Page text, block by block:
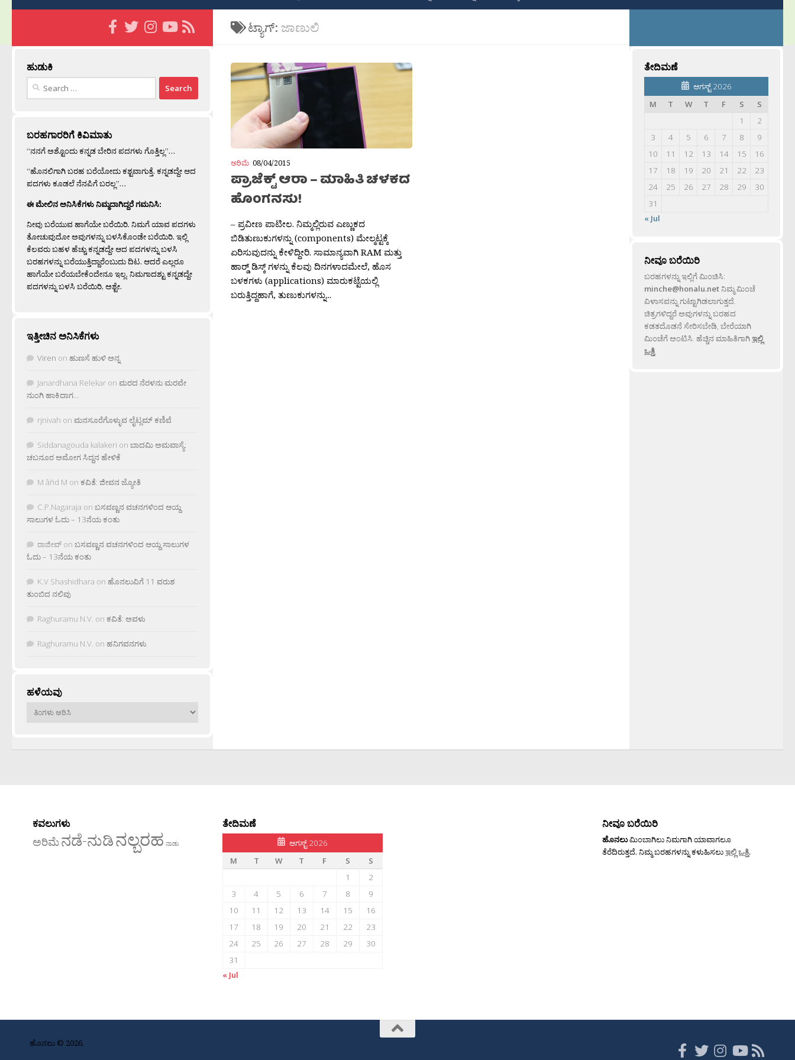
ಟ್ಯಾಗ್: ಜಾಣುಲಿ
ಅರಿಮೆ 08/04/2015
ಪ್ರಾಜೆಕ್ಟ್ ಆರಾ – ಮಾಹಿತಿ ಚಳಕದ
ಹೊಂಗನಸು!
– ಪ್ರವೀಣ ಪಾಟೀಲ. ನಿಮ್ಮಲ್ಲಿರುವ ಎಣ್ಣುಕದ
ಬಿಡಿತುಣುಕುಗಳನ್ನು (components) ಮೇಲ್ಮಟ್ಟಕ್ಕೆ
ಏರಿಸುವುದನ್ನು ಕೇಳಿದ್ದೀರಿ. ಸಾಮಾನ್ಯವಾಗಿ RAM ಮತ್ತು
ಹಾರ‍್ಡ್ ಡಿಸ್ಕ್ ಗಳನ್ನು ಕೆಲವು ದಿನಗಳಾದಮೇಲೆ, ಹೊಸ
ಬಳಕಗಳು (applications) ಮಾರುಕಟ್ಟೆಯಲ್ಲಿ
ಬರುತ್ತಿದ್ದಹಾಗೆ, ತುಣುಕುಗಳನ್ನು...
ಹುಡುಕಿ
Search
ಬರಹಗಾರರಿಗೆ ಕಿವಿಮಾತು
“ನನಗೆ ಅಶ್ಟೊಂದು ಕನ್ನಡ ಬೇರಿನ ಪದಗಳು ಗೊತ್ತಿಲ್ಲ”…
“ಹೊನಲಿಗಾಗಿ ಬರಹ ಬರೆಯೋದು ಕಶ್ಟವಾಗುತ್ತೆ. ಕನ್ನಡದ್ದೇ ಆದ
ಪದಗಳು ಕೂಡಲೆ ನೆನಪಿಗೆ ಬರಲ್ಲ”…
ಈ ಮೇಲಿನ ಅನಿಸಿಕೆಗಳು ನಿಮ್ಮದಾಗಿದ್ದರೆ ಗಮನಿಸಿ:
ನೀವು ಬರೆಯುವ ಹಾಗೆಯೇ ಬರೆಯಿರಿ. ನಿಮಗೆ ಯಾವ ಪದಗಳು
ತೋಚುವುದೋ ಅವುಗಳನ್ನು ಬಳಸಿಕೊಂಡೇ ಬರೆಯಿರಿ. ಇಲ್ಲಿ
ಕೆಲವರು ಬಹಳ ಹೆಚ್ಚು ಕನ್ನಡದ್ದೇ ಆದ ಪದಗಳನ್ನು ಬಳಸಿ
ಬರಹಗಳನ್ನು ಬರೆಯುತ್ತಿದ್ದಾರೆಂಬುದು ದಿಟ. ಆದರೆ ಎಲ್ಲರೂ
ಹಾಗೆಯೇ ಬರೆಯಬೇಕೆಂದೇನೂ ಇಲ್ಲ. ನಿಮಗಾದಶ್ಟು ಕನ್ನಡದ್ದೇ
ಪದಗಳನ್ನು ಬಳಸಿ ಬರೆಯಿರಿ, ಅಶ್ಟೇ.
ಇತ್ತೀಚಿನ ಅನಿಸಿಕೆಗಳು
Viren on ಹುಣಸೆ ಹುಳಿ ಅನ್ನ
Janardhana Relekar on ಮರದ ನೆರಳನು ಮರವೇ
ನುಂಗಿ ಹಾಕಿದಾಗ…
rjnivah on ಮನಸೂರೆಗೊಳ್ಳುವ ಲೈಟ್ಲಮ್ ಕಣಿವೆ
Siddanagouda kalakeri on ಬಾದಮಿ ಅಮವಾಸ್ಯೆ:
ಚಬನೂರ ಅಮೋಗ ಸಿದ್ದನ ಹೇಳಿಕೆ
M âñd M on ಕವಿತೆ: ಜೀವನ ಜ್ಯೋತಿ
C.P.Nagaraja on ಬಸವಣ್ಣನ ವಚನಗಳಿಂದ ಆಯ್ದ
ಸಾಲುಗಳ ಓದು – 13ನೆಯ ಕಂತು
ರಾಜೀವ್ on ಬಸವಣ್ಣನ ವಚನಗಳಿಂದ ಆಯ್ದ ಸಾಲುಗಳ
ಓದು – 13ನೆಯ ಕಂತು
K.V Shashidhara on ಹೊನಲುವಿಗೆ 11 ವರುಶ
ತುಂಬಿದ ನಲಿವು
Raghuramu N.V. on ಕವಿತೆ: ಅವಳು
Raghuramu N.V. on ಹನಿಗವನಗಳು
ಹಳೆಯವು
ಹಳೆಯವು
ತೇದಿಮಣೆ
ಆಗಸ್ಟ್ 2026
M
T W T F S
S
1
2
3
4 5 6 7 8
9
10
11 12 13 14 15
16
17
18 19 20 21 22
23
24
25 26 27 28 29
30
31
« Jul
ನೀವೂ ಬರೆಯಿರಿ
ಬರಹಗಳನ್ನು ಇಲ್ಲಿಗೆ ಮಿಂಚಿಸಿ:
minche@honalu.netನಿಮ್ಮ ಮಿಂಚೆ
ವಿಳಾಸವನ್ನು ಗುಟ್ಟಾಗಿಡಲಾಗುತ್ತದೆ.
ಚಿತ್ರಗಳಿದ್ದರೆ ಅವುಗಳನ್ನು ಬರಹದ
ಕಡತದೊಡನೆ ಸೇರಿಸಬೇಡಿ, ಬೇರೆಯಾಗಿ
ಮಿಂಚೆಗೆ ಅಂಟಿಸಿ. ಹೆಚ್ಚಿನ ಮಾಹಿತಿಗಾಗಿಇಲ್ಲಿ
ಒತ್ತಿ.
ಕವಲುಗಳು
ಅರಿಮೆನಡೆ-ನುಡಿನಲ್ಬರಹ ನಾಡು
ತೇದಿಮಣೆ
ಆಗಸ್ಟ್ 2026
M
T W T F S
S
1
2
3
4 5 6 7 8
9
10
11 12 13 14 15
16
17
18 19 20 21 22
23
24
25 26 27 28 29
30
31
« Jul
ನೀವೂ ಬರೆಯಿರಿ
ಹೊನಲುಮಿಂಬಾಗಿಲು ನಿಮಗಾಗಿ ಯಾವಾಗಲೂ
ತೆರೆದಿರುತ್ತದೆ. ನಿಮ್ಮ ಬರಹಗಳನ್ನು ಕಳುಹಿಸಲುಇಲ್ಲಿ ಒತ್ತಿ.
ಹೊನಲು © 2026.